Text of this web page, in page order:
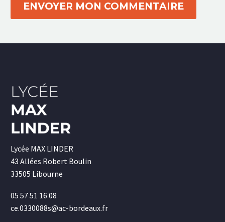
ENVOYER MON COMMENTAIRE
Lycée MAX LINDER
43 Allées Robert Boulin
33505 Libourne
05 57 51 16 08
ce.0330088s@ac-bordeaux.fr